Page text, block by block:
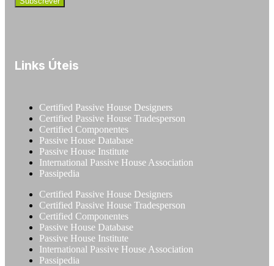
Links Úteis
Certified Passive House Designers
Certified Passive House Tradesperson
Certified Componentes
Passive House Database
Passive House Institute
International Passive House Association
Passipedia
Certified Passive House Designers
Certified Passive House Tradesperson
Certified Componentes
Passive House Database
Passive House Institute
International Passive House Association
Passipedia